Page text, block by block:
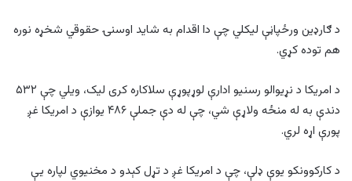
د ګارډین ورځپاڼې لیکلي چې دا اقدام به شاید اوسنۍ حقوقي شخړه نوره
هم توده کړي.
د امریکا د نړیوالو رسنیو ادارې لوړپوړې سلاکاره کری لیک، ویلي چې ۵۳۲
دندې به له منځه ولاړې شي، چې له دې جملې ۴۸۶ یوازې د امریکا غږ
پورې اړه لري.
د کارکوونکو یوې ډلې، چې د امریکا غږ د تړل کېدو د مخنیوي لپاره یې